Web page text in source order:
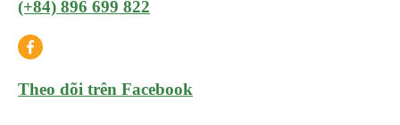
(+84) 896 699 822
Theo dõi trên Facebook